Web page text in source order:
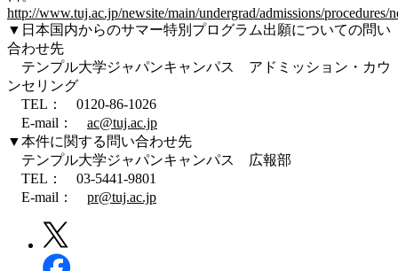
http://www.tuj.ac.jp/newsite/main/undergrad/admissions/procedures/
▼日本国内からのサマー特別プログラム出願についての問い
合わせ先
テンプル大学ジャパンキャンパス アドミッション・カウ
ンセリング
TEL： 0120-86-1026
E-mail： ac@tuj.ac.jp
▼本件に関する問い合わせ先
テンプル大学ジャパンキャンパス 広報部
TEL： 03-5441-9801
E-mail： pr@tuj.ac.jp